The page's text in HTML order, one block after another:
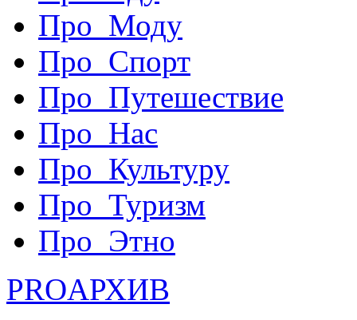
Про_Моду
Про_Спорт
Про_Путешествие
Про_Нас
Про_Культуру
Про_Туризм
Про_Этно
PROАРХИВ